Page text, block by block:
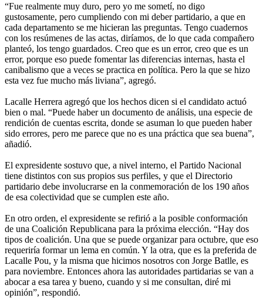
“Fue realmente muy duro, pero yo me sometí, no digo
gustosamente, pero cumpliendo con mi deber partidario, a que en
cada departamento se me hicieran las preguntas. Tengo cuadernos
con los resúmenes de las actas, diríamos, de lo que cada compañero
planteó, los tengo guardados. Creo que es un error, creo que es un
error, porque eso puede fomentar las diferencias internas, hasta el
canibalismo que a veces se practica en política. Pero la que se hizo
esta vez fue mucho más liviana”, agregó.
Lacalle Herrera agregó que los hechos dicen si el candidato actuó
bien o mal. “Puede haber un documento de análisis, una especie de
rendición de cuentas escrita, donde se asuman lo que pueden haber
sido errores, pero me parece que no es una práctica que sea buena”,
añadió.
El expresidente sostuvo que, a nivel interno, el Partido Nacional
tiene distintos con sus propios sus perfiles, y que el Directorio
partidario debe involucrarse en la conmemoración de los 190 años
de esa colectividad que se cumplen este año.
En otro orden, el expresidente se refirió a la posible conformación
de una Coalición Republicana para la próxima elección. “Hay dos
tipos de coalición. Una que se puede organizar para octubre, que eso
requeriría formar un lema en común. Y la otra, que es la preferida de
Lacalle Pou, y la misma que hicimos nosotros con Jorge Batlle, es
para noviembre. Entonces ahora las autoridades partidarias se van a
abocar a esa tarea y bueno, cuando y si me consultan, diré mi
opinión”, respondió.